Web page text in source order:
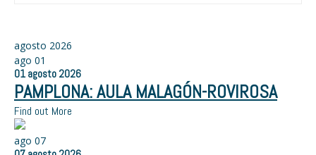
agosto 2026
ago 01
01 agosto 2026
PAMPLONA: AULA MALAGÓN-ROVIROSA
Find out More
ago 07